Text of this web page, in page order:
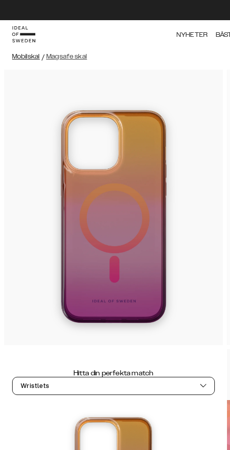
NYHETER
Mobilskal / Magsafe skal
Hitta din perfekta match
Wristlets